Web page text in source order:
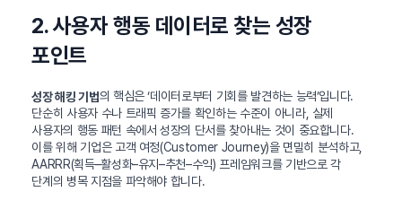
2. 사용자 행동 데이터로 찾는 성장
포인트
성장 해킹 기법의 핵심은 ‘데이터로부터 기회를 발견하는 능력’입니다.
단순히 사용자 수나 트래픽 증가를 확인하는 수준이 아니라, 실제
사용자의 행동 패턴 속에서 성장의 단서를 찾아내는 것이 중요합니다.
이를 위해 기업은 고객 여정(Customer Journey)을 면밀히 분석하고,
AARRR(획득–활성화–유지–추천–수익) 프레임워크를 기반으로 각
단계의 병목 지점을 파악해야 합니다.